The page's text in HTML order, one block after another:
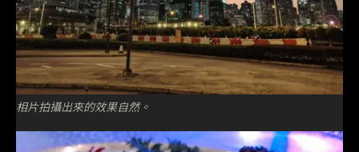
相片拍攝出來的效果自然。